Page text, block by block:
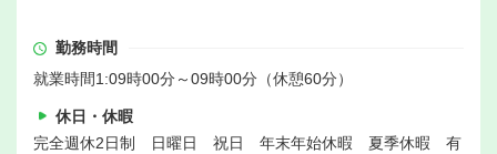
勤務時間
就業時間1:09時00分～09時00分（休憩60分）
休日・休暇
完全週休2日制 日曜日 祝日 年末年始休暇 夏季休暇 有